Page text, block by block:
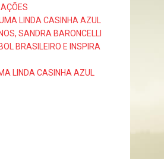
LINDA CASINHA AZUL
SANDRA BARONCELLI
BRASILEIRO E INSPIRA
LINDA CASINHA AZUL